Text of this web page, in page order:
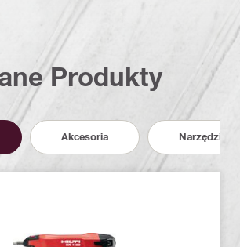
Produkty
Akcesoria Narzędzia